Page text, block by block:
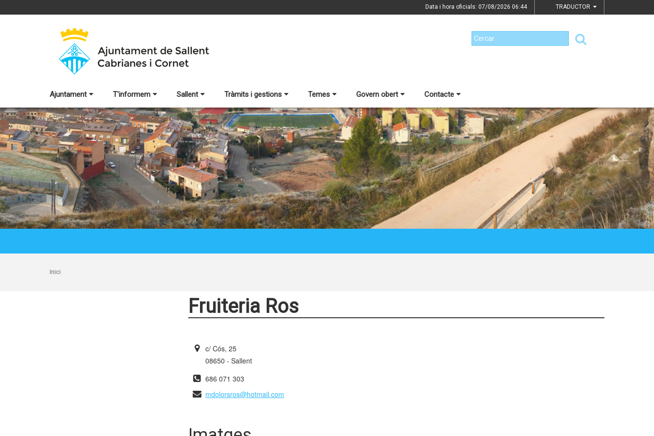
Data i hora oficials: 07/08/2026 06:44 TRADUCTOR
Ajuntament T'informem Sallent Tràmits i gestions Temes Govern obert Contacte
Inici
Fruiteria Ros
c/ Cós, 25
08650 - Sallent
686 071 303
mdolorsros@hotmail.com